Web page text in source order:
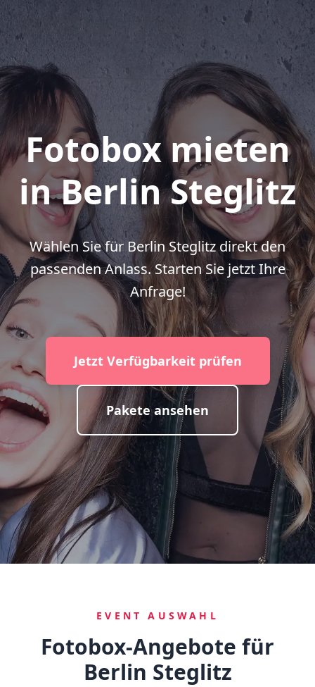
Fotobox mieten
in Berlin Steglitz
Wählen Sie für Berlin Steglitz direkt den
passenden Anlass. Starten Sie jetzt Ihre
Anfrage!
Jetzt Verfügbarkeit prüfen
Pakete ansehen
EVENT AUSWAHL
Fotobox-Angebote für
Berlin Steglitz